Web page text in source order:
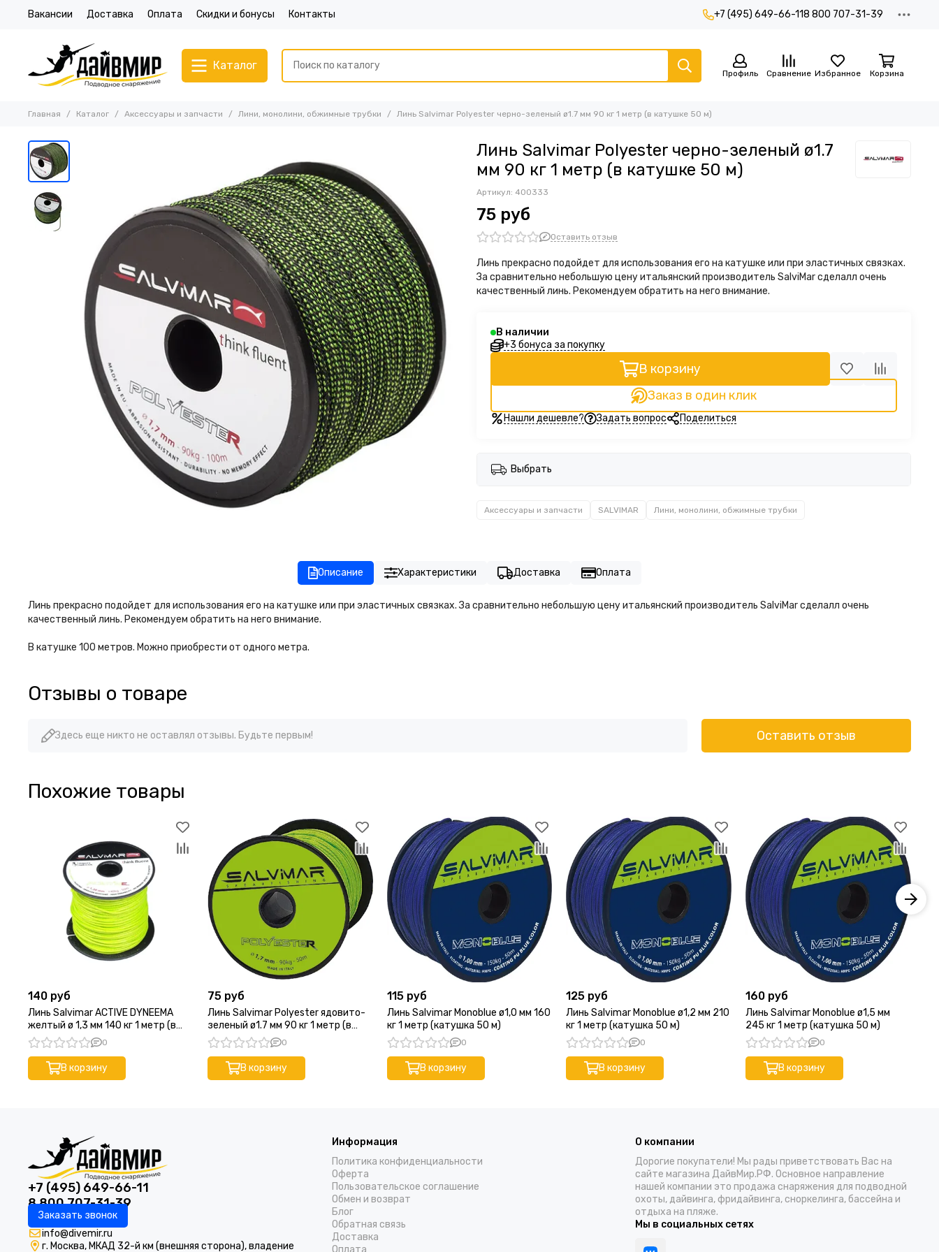
Вакансии Доставка Оплата Скидки и бонусы Контакты +7 (495) 649-66-118 800 707-31-39
Каталог
Профиль Сравнение Избранное Корзина
Главная Каталог Аксессуары и запчасти Лини, монолини, обжимные трубки Линь Salvimar Polyester черно-зеленый ø1.7 мм 90 кг 1 метр (в катушке 50 м)
Линь Salvimar Polyester черно-зеленый ø1.7
мм 90 кг 1 метр (в катушке 50 м)
Артикул: 400333
75 руб
Оставить отзыв
Линь прекрасно подойдет для использования его на катушке или при эластичных связках.
За сравнительно небольшую цену итальянский производитель SalviMar сделалл очень
качественный линь. Рекомендуем обратить на него внимание.
В наличии
+3 бонуса за покупку
В корзину
Заказ в один клик
Нашли дешевле? Задать вопрос Поделиться
Выбрать
Аксессуары и запчасти SALVIMAR Лини, монолини, обжимные трубки
Описание Характеристики Доставка Оплата
Линь прекрасно подойдет для использования его на катушке или при эластичных связках. За сравнительно небольшую цену итальянский производитель SalviMar сделалл очень
качественный линь. Рекомендуем обратить на него внимание.
В катушке 100 метров. Можно приобрести от одного метра.
Отзывы о товаре
Здесь еще никто не оставлял отзывы. Будьте первым! Оставить отзыв
Похожие товары
140 руб
Линь Salvimar ACTIVE DYNEEMA
желтый ø 1,3 мм 140 кг 1 метр (в
катушке 50 м)
0
В корзину
75 руб
Линь Salvimar Polyester ядовито-
зеленый ø1.7 мм 90 кг 1 метр (в
катушке 50 м)
0
В корзину
115 руб
Линь Salvimar Monoblue ø1,0 мм 160
кг 1 метр (катушка 50 м)
0
В корзину
125 руб
Линь Salvimar Monoblue ø1,2 мм 210
кг 1 метр (катушка 50 м)
0
В корзину
160 руб
Линь Salvimar Monoblue ø1,5 мм
245 кг 1 метр (катушка 50 м)
0
В корзину
+7 (495) 649-66-11
8 800 707-31-39
Заказать звонок
info@divemir.ru
г. Москва, МКАД 32-й км (внешняя сторона), владение
Информация
Политика конфиденциальности
Оферта
Пользовательское соглашение
Обмен и возврат
Блог
Обратная связь
Доставка
Оплата
О компании
Дорогие покупатели! Мы рады приветствовать Вас на
сайте магазина ДайвМир.РФ. Основное направление
нашей компании это продажа снаряжения для подводной
охоты, дайвинга, фридайвинга, сноркелинга, бассейна и
отдыха на пляже.
Мы в социальных сетях